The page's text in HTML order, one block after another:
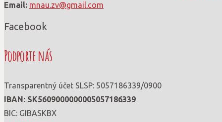
Email: mnau.zv@gmail.com
Facebook
Podporte nás
Transparentný účet SLSP: 5057186339/0900
IBAN: SK56090000000­05057186339
BIC: GIBASKBX